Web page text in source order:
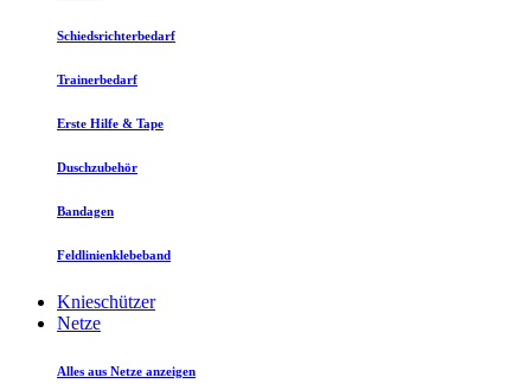
Schiedsrichterbedarf
Trainerbedarf
Erste Hilfe & Tape
Duschzubehör
Bandagen
Feldlinienklebeband
Knieschützer
Netze
Alles aus Netze anzeigen